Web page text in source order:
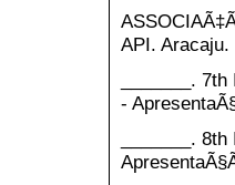
API.
_______.
-
_______.